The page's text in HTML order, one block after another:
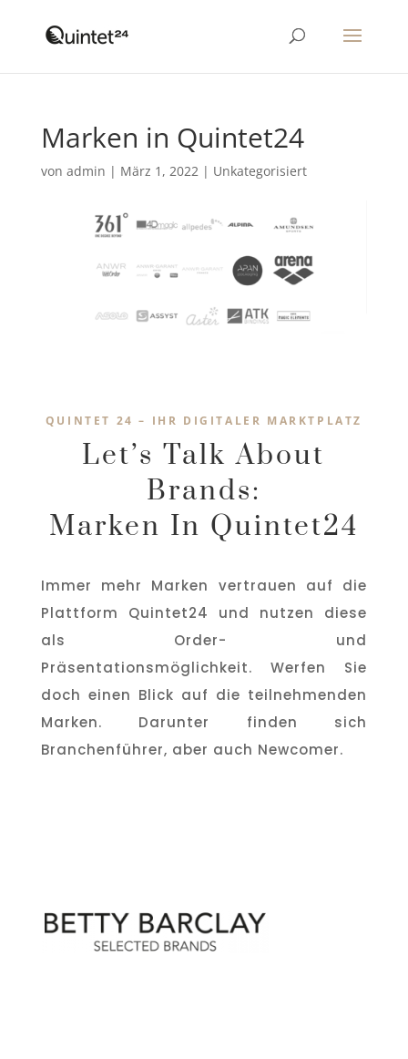
Marken in Quintet24
von admin | März 1, 2022| Unkategorisiert
QUINTET 24 – IHR DIGITALER MARKTPLATZ
Let’s Talk About
Brands:
Marken In Quintet24
Immer mehr Marken vertrauen auf die
Plattform Quintet24 und nutzen diese
als Order- und
Präsentationsmöglichkeit. Werfen Sie
doch einen Blick auf die teilnehmenden
Marken. Darunter finden sich
Branchenführer, aber auch Newcomer.